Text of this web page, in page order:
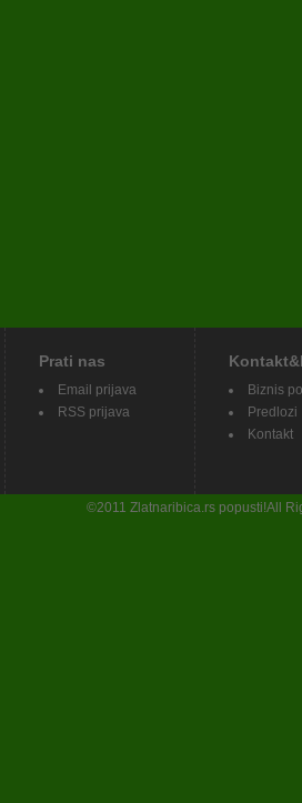
Prati nas
Email prijava
RSS prijava
Biznis
Predlozi
Kontakt
©2011 Zlatnaribica.rs popusti!All